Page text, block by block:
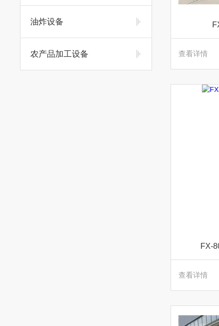
油炸设备
农产品加工设备 查看详情
FX-
查看详情